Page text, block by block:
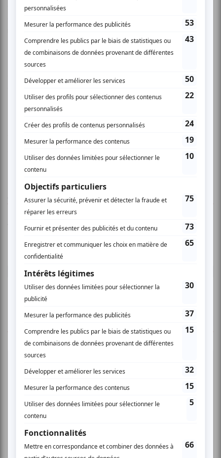
contemplative sur de la musique psychédélique métissée
de bossa nova, old school, reggae, dub, disco, folk, électro,
rock, chanson française, etc.
"Alexandre Bélliard fait un folk-rock engagé qui aborde
autant l'amour, que la décadence, la politique ou encore la
critique sociale" - Bande à part.
Pour un avant gout:
www.myspace.com/deleplage
www.myspace.com/alexandrebelliard
AUCUN COMMENTAIRE
Vous devez être connecté pour
donner un avis.
Connectez-vous ici.
TOUTES LES OFFRES